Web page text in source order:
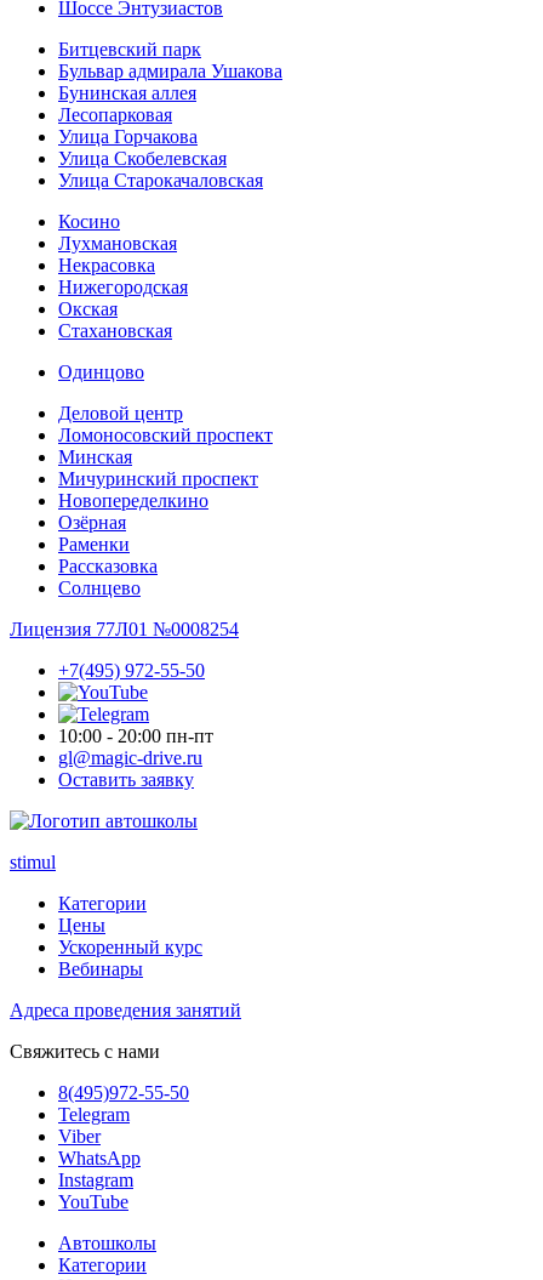
Шоссе Энтузиастов
Битцевский парк
Бульвар адмирала Ушакова
Бунинская аллея
Лесопарковая
Улица Горчакова
Улица Скобелевская
Улица Старокача­ловская
Косино
Лухмановская
Некрасовка
Нижегородская
Окская
Стахановская
Одинцово
Деловой центр
Ломоносовский проспект
Минская
Мичуринский проспект
Новопере­делкино
Озёрная
Раменки
Рассказовка
Солнцево
Лицензия 77Л01 №0008254
+7(495) 972-55-50
10:00 - 20:00 пн-пт
gl@magic-drive.ru
Оставить заявку
stimul
Категории
Цены
Ускоренный курс
Вебинары
Адреса проведения занятий
Свяжитесь с нами
8(495)972-55-50
Telegram
Viber
WhatsApp
Instagram
YouTube
Автошколы
Категории